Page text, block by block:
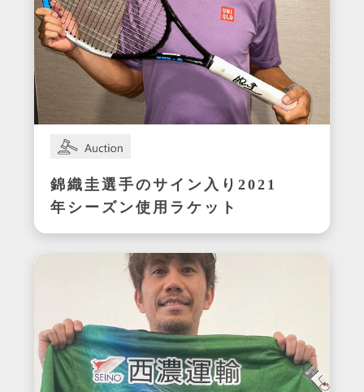
錦織圭選手のサイン入り2021
年シーズン使用ラケット